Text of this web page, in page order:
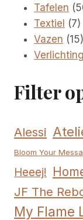
Tafelen
Textiel 77
Vazen 15
Verlichting
Filter
Alessi
Bloom Your
Heeej!
JF The
My Flame